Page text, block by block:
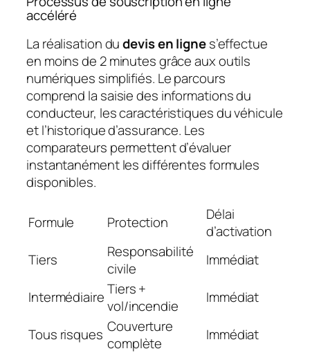
accéléré
La réalisation dudevis en lignes’effectue
en moins de 2 minutes grâce aux outils
numériques simplifiés. Le parcours
comprend la saisie des informations du
conducteur, les caractéristiques du véhicule
et l’historique d’assurance. Les
comparateurs permettent d’évaluer
instantanément les différentes formules
disponibles.
Formule Protection
Délai
d’activation
Tiers
Responsabilité
civile
Immédiat
IntermédiaireTiers +
vol/incendie
Immédiat
Tous risques Couverture
complète
Immédiat